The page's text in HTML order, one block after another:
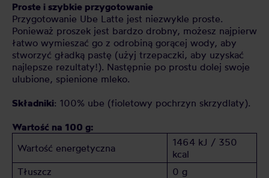
Proste i szybkie przygotowanie
Przygotowanie Ube Latte jest niezwykle proste.
Ponieważ proszek jest bardzo drobny, możesz najpierw
łatwo wymieszać go z odrobiną gorącej wody, aby
stworzyć gładką pastę (użyj trzepaczki, aby uzyskać
najlepsze rezultaty!). Następnie po prostu dolej swoje
ulubione, spienione mleko.
Składniki: 100% ube (fioletowy pochrzyn skrzydlaty).
Wartość na 100 g:
Wartość energetyczna
1464 kJ / 350
kcal
Tłuszcz
0 g